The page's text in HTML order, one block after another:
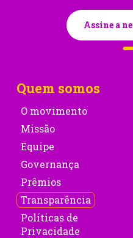
Assine a
Quem somos
O movimento
Missão
Equipe
Governança
Prêmios
Transparência
Políticas de
Privacidade